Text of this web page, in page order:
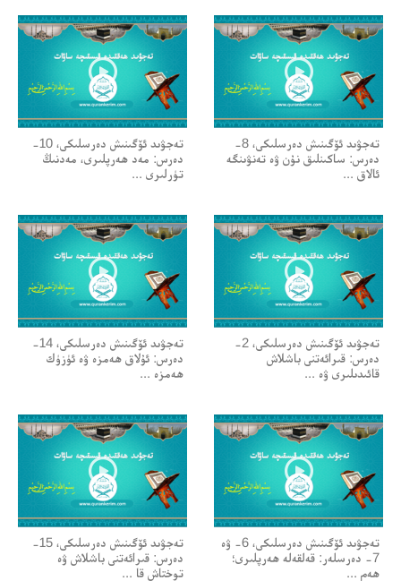
تەجۋىد ئۆگىنىش دەرسلىكى، 8-
دەرس: ساكىنلىق نۇن ۋە تەنۋىنگە
ئالاق ...
تەجۋىد ئۆگىنىش دەرسلىكى، 10-
دەرس: مەد ھەرپلىرى، مەدنىڭ
تۈرلىرى ...
تەجۋىد ئۆگىنىش دەرسلىكى، 2-
دەرس: قىرائەتنى باشلاش
قائىدىلىرى ۋە ...
تەجۋىد ئۆگىنىش دەرسلىكى، 14-
دەرس: ئۇلاق ھەمزە ۋە ئۈزۈك
ھەمزە ...
تەجۋىد ئۆگىنىش دەرسلىكى، 6- ۋە
7- دەرسلەر: قەلقەلە ھەرپلىرى؛
ھەم ...
تەجۋىد ئۆگىنىش دەرسلىكى، 15-
دەرس: قىرائەتنى باشلاش ۋە
توختاش قا ...